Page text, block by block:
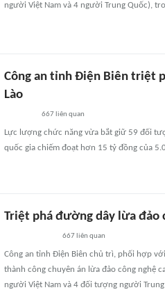
người Việt Nam và 4 người Trung Quốc),
Công an tỉnh Điện Biên triệt
Lào
667 liên quan
Lực lượng chức năng vừa bắt giữ 59 đối
quốc gia chiếm đoạt hơn 15 tỷ đồng của
Triệt phá đường dây lừa đảo
667 liên quan
Công an tỉnh Điện Biên chủ trì, phối hợp
thành công chuyên án lừa đảo công nghệ
người Việt Nam và 4 đối tượng người